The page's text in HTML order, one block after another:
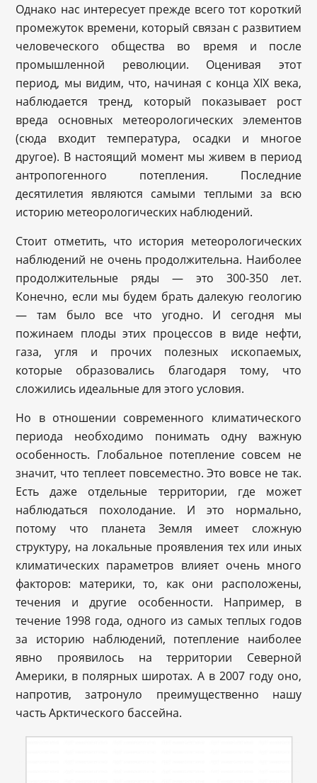
Однако нас интересует прежде всего тот короткий
промежуток времени, который связан с развитием
человеческого общества во время и после
промышленной революции. Оценивая этот
период, мы видим, что, начиная с конца XIX века,
наблюдается тренд, который показывает рост
вреда основных метеорологических элементов
(сюда входит температура, осадки и многое
другое). В настоящий момент мы живем в период
антропогенного потепления. Последние
десятилетия являются самыми теплыми за всю
историю метеорологических наблюдений.
Стоит отметить, что история метеорологических
наблюдений не очень продолжительна. Наиболее
продолжительные ряды — это 300-350 лет.
Конечно, если мы будем брать далекую геологию
— там было все что угодно. И сегодня мы
пожинаем плоды этих процессов в виде нефти,
газа, угля и прочих полезных ископаемых,
которые образовались благодаря тому, что
сложились идеальные для этого условия.
Но в отношении современного климатического
периода необходимо понимать одну важную
особенность. Глобальное потепление совсем не
значит, что теплеет повсеместно. Это вовсе не так.
Есть даже отдельные территории, где может
наблюдаться похолодание. И это нормально,
потому что планета Земля имеет сложную
структуру, на локальные проявления тех или иных
климатических параметров влияет очень много
факторов: материки, то, как они расположены,
течения и другие особенности. Например, в
течение 1998 года, одного из самых теплых годов
за историю наблюдений, потепление наиболее
явно проявилось на территории Северной
Америки, в полярных широтах. А в 2007 году оно,
напротив, затронуло преимущественно нашу
часть Арктического бассейна.